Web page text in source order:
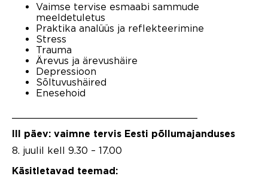
Vaimse tervise esmaabi sammude
meeldetuletus
Praktika analüüs ja reflekteerimine
Stress
Trauma
Ärevus ja ärevushäire
Depressioon
Sõltuvushäired
Enesehoid
III päev: vaimne tervis Eesti põllumajanduses
8. juulil kell 9.30 – 17.00
Käsitletavad teemad: